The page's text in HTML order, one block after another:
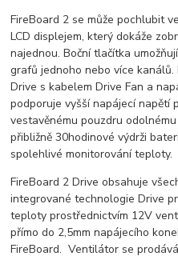
FireBoard 2 se může pochlubit
LCD displejem, který dokáže
najednou. Boční tlačítka
grafů jednoho nebo více
Drive s kabelem Drive Fan a
podporuje vyšší napájecí napětí
vestavěnému pouzdru
přibližně 30hodinové výdrži
spolehlivé monitorování teploty.
FireBoard 2 Drive obsahuje
integrované technologie Drive
teploty prostřednictvím 12V
přímo do 2,5mm napájecího
FireBoard. Ventilátor se